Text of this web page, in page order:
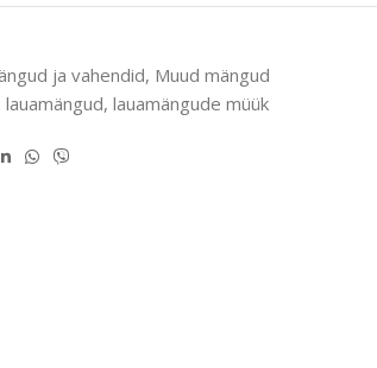
ja vahendid, Muud mängud
lauamängud, lauamängude müük